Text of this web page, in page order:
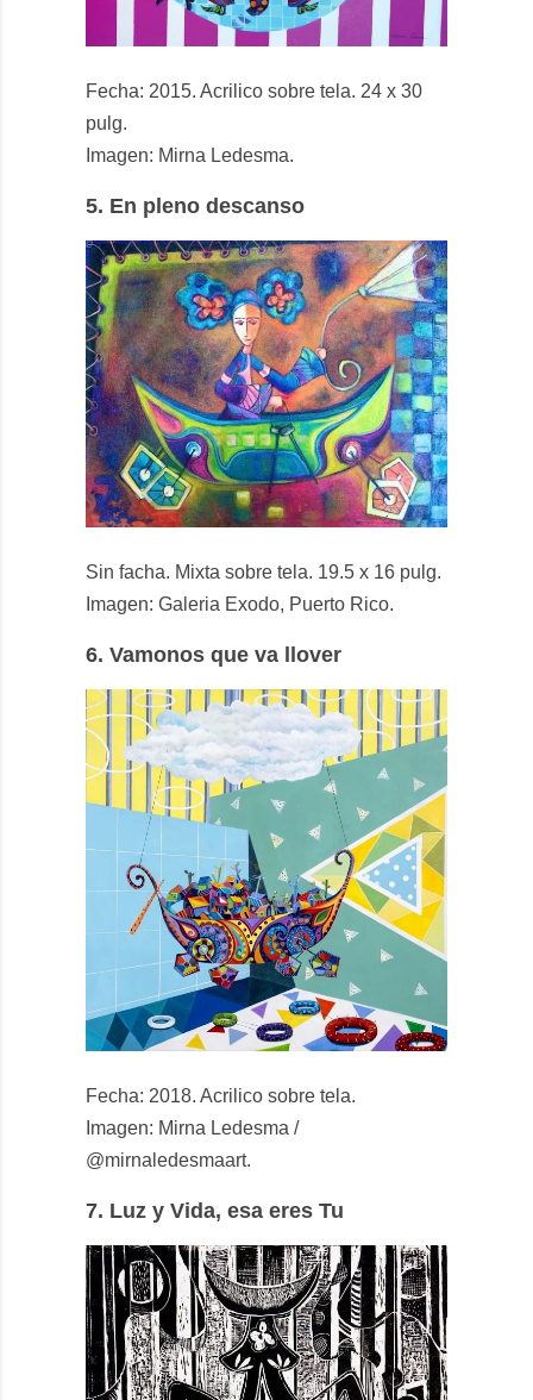
Fecha: 2015. Acrilico sobre tela. 24 x 30
pulg.
Imagen: Mirna Ledesma.
5. En pleno descanso
Sin facha. Mixta sobre tela. 19.5 x 16 pulg.
Imagen: Galeria Exodo, Puerto Rico.
6. Vamonos que va llover
Fecha: 2018. Acrilico sobre tela.
Imagen: Mirna Ledesma /
@mirnaledesmaart.
7. Luz y Vida, esa eres Tu